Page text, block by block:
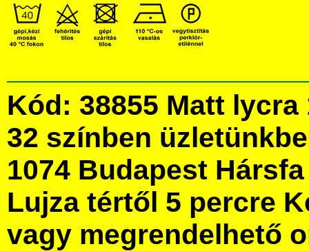
Kód: 38855 Matt
32 színben
1074 Budapest
Lujza tértől 5 percre
vagy megrendelhető